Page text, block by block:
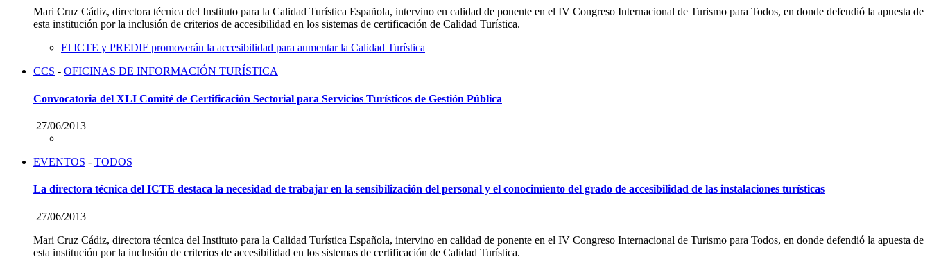
Mari Cruz Cádiz, directora técnica del Instituto para la Calidad Turística Española, intervino en calidad de ponente en el IV Congreso Internacional de Turismo para Todos, en donde defendió la apuesta de
esta institución por la inclusión de criterios de accesibilidad en los sistemas de certificación de Calidad Turística.
El ICTE y PREDIF promoverán la accesibilidad para aumentar la Calidad Turística
CCS - OFICINAS DE INFORMACIÓN TURÍSTICA
Convocatoria del XLI Comité de Certificación Sectorial para Servicios Turísticos de Gestión Pública
27/06/2013
EVENTOS - TODOS
La directora técnica del ICTE destaca la necesidad de trabajar en la sensibilización del personal y el conocimiento del grado de accesibilidad de las instalaciones turísticas
27/06/2013
Mari Cruz Cádiz, directora técnica del Instituto para la Calidad Turística Española, intervino en calidad de ponente en el IV Congreso Internacional de Turismo para Todos, en donde defendió la apuesta de
esta institución por la inclusión de criterios de accesibilidad en los sistemas de certificación de Calidad Turística.